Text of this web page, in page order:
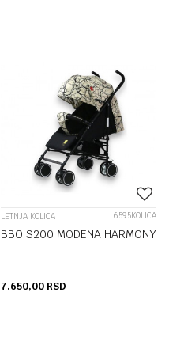
LETNJA KOLICA 6595KOLICA
BBO S200 MODENA HARMONY
7.650,00 RSD